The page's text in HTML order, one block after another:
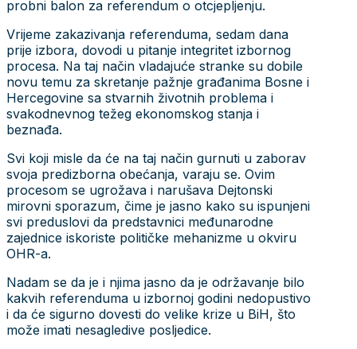
probni balon za referendum o otcjepljenju.
Vrijeme zakazivanja referenduma, sedam dana
prije izbora, dovodi u pitanje integritet izbornog
procesa. Na taj način vladajuće stranke su dobile
novu temu za skretanje pažnje građanima Bosne i
Hercegovine sa stvarnih životnih problema i
svakodnevnog težeg ekonomskog stanja i
beznađa.
Svi koji misle da će na taj način gurnuti u zaborav
svoja predizborna obećanja, varaju se. Ovim
procesom se ugrožava i narušava Dejtonski
mirovni sporazum, čime je jasno kako su ispunjeni
svi preduslovi da predstavnici međunarodne
zajednice iskoriste političke mehanizme u okviru
OHR-a.
Nadam se da je i njima jasno da je održavanje bilo
kakvih referenduma u izbornoj godini nedopustivo
i da će sigurno dovesti do velike krize u BiH, što
može imati nesagledive posljedice.